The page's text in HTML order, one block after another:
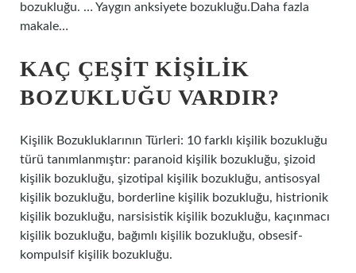
bozukluğu. … Yaygın anksiyete bozukluğu.Daha fazla
makale…
KAÇ ÇEŞIT KIŞILIK
BOZUKLUĞU VARDIR?
Kişilik Bozukluklarının Türleri: 10 farklı kişilik bozukluğu
türü tanımlanmıştır: paranoid kişilik bozukluğu, şizoid
kişilik bozukluğu, şizotipal kişilik bozukluğu, antisosyal
kişilik bozukluğu, borderline kişilik bozukluğu, histrionik
kişilik bozukluğu, narsisistik kişilik bozukluğu, kaçınmacı
kişilik bozukluğu, bağımlı kişilik bozukluğu, obsesif-
kompulsif kişilik bozukluğu.